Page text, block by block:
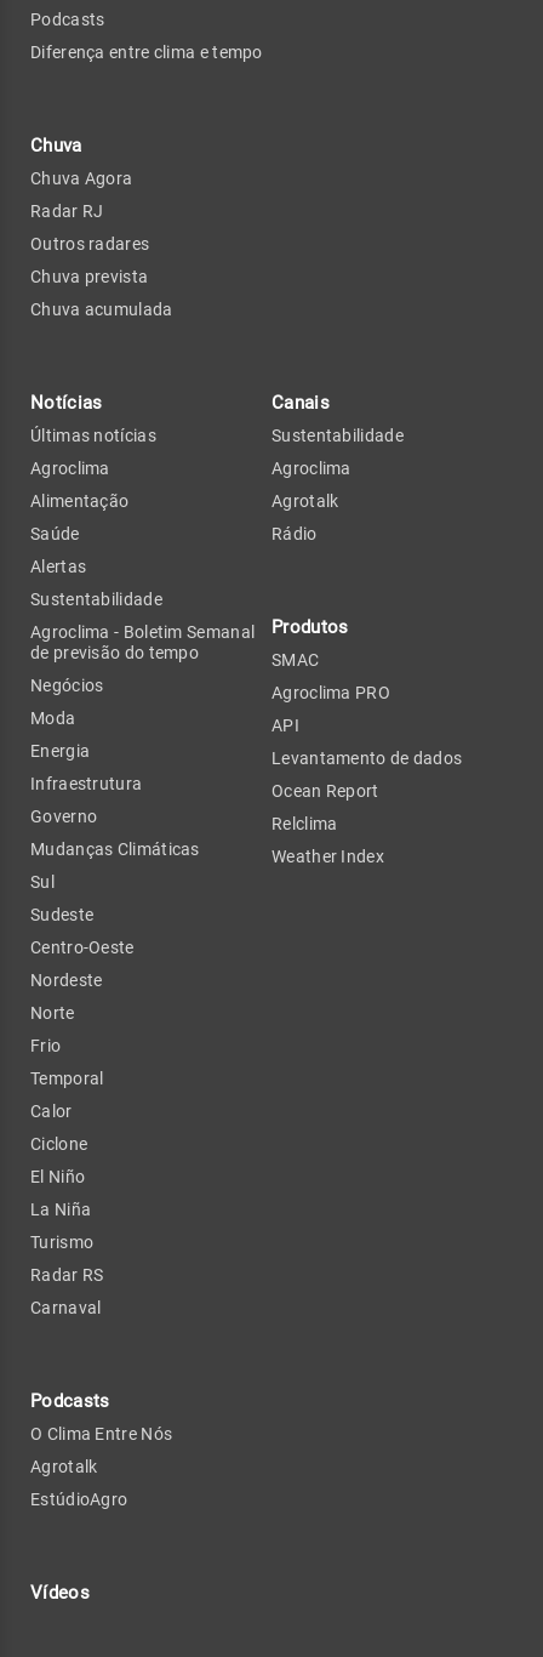
Podcasts
Diferença entre clima e tempo
Chuva
Chuva Agora
Radar RJ
Outros radares
Chuva prevista
Chuva acumulada
Notícias
Últimas notícias
Agroclima
Alimentação
Saúde
Alertas
Sustentabilidade
Agroclima - Boletim Semanal
de previsão do tempo
Negócios
Moda
Energia
Infraestrutura
Governo
Mudanças Climáticas
Sul
Sudeste
Centro-Oeste
Nordeste
Norte
Frio
Temporal
Calor
Ciclone
El Niño
La Niña
Turismo
Radar RS
Carnaval
Podcasts
O Clima Entre Nós
Agrotalk
EstúdioAgro
Vídeos
Canais
Sustentabilidade
Agroclima
Agrotalk
Rádio
Produtos
SMAC
Agroclima PRO
API
Levantamento de dados
Ocean Report
Relclima
Weather Index